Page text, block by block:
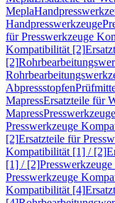
Mepla
Handpresswerkzeuge
für Presswerkzeuge
Kompatibilität [2]
[2]
Abpressstopfen
MapressErsatzteile für
Mapress
Presswerkzeuge
[2]Ersatzteile für
Kompatibilität [1] / [2]
[1] / [2]
Presswerkzeuge
Kompatibilität [4]